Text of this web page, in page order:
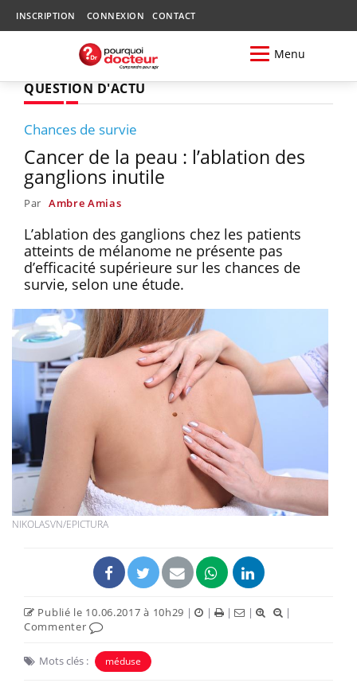
INSCRIPTION CONNEXION CONTACT
Menu
QUESTION D'ACTU
Chances de survie
Cancer de la peau : l’ablation des
ganglions inutile
Par Ambre Amias
L’ablation des ganglions chez les patients
atteints de mélanome ne présente pas
d’efficacité supérieure sur les chances de
survie, selon une étude.
NIKOLASVN/EPICTURA
Publié le 10.06.2017 à 10h29 | | | |
|
Commenter
Mots clés : méduse